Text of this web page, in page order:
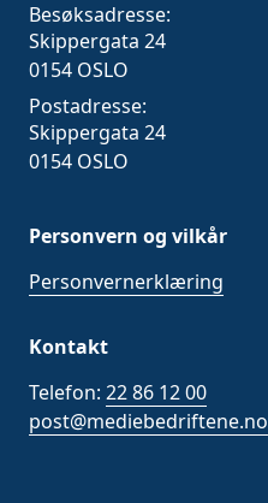
Besøksadresse:
Skippergata 24
0154 OSLO
Postadresse:
Skippergata 24
0154 OSLO
Personvern og vilkår
Personvernerklæring
Kontakt
Telefon: 22 86 12 00
post@mediebedriftene.no